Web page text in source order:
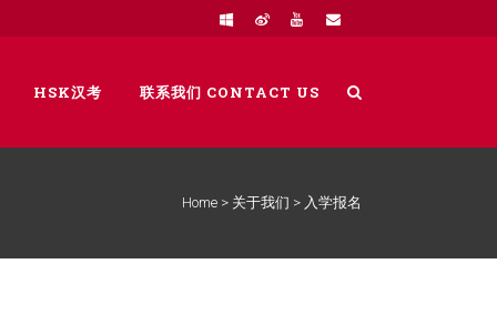
HSK汉考 联系我们 CONTACT US
Home > 关于我们 > 入学报名